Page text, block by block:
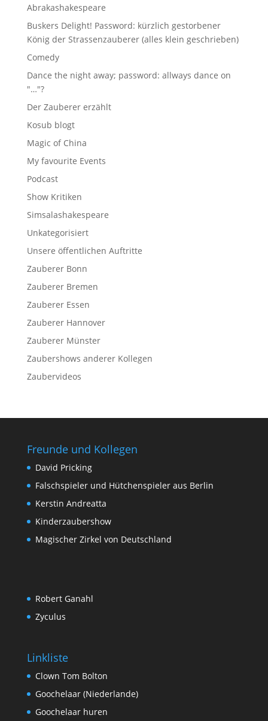
Abrakashakespeare
Buskers Delight! Password: kürzlich gestorbener
König der Strassenzauberer (alles klein geschrieben)
Comedy
Dance the night away; password: allways dance on
"…"?
Der Zauberer erzählt
Kosub blogt
Magic of China
My favourite Events
Podcast
Show Kritiken
Simsalashakespeare
Unkategorisiert
Unsere öffentlichen Auftritte
Zauberer Bonn
Zauberer Bremen
Zauberer Essen
Zauberer Hannover
Zauberer Münster
Zaubershows anderer Kollegen
Zaubervideos
Freunde und Kollegen
David Pricking
Falschspieler und Hütchenspieler aus Berlin
Kerstin Andreatta
Kinderzaubershow
Magischer Zirkel von Deutschland
Robert Ganahl
Zyculus
Linkliste
Clown Tom Bolton
Goochelaar (Niederlande)
Goochelaar huren